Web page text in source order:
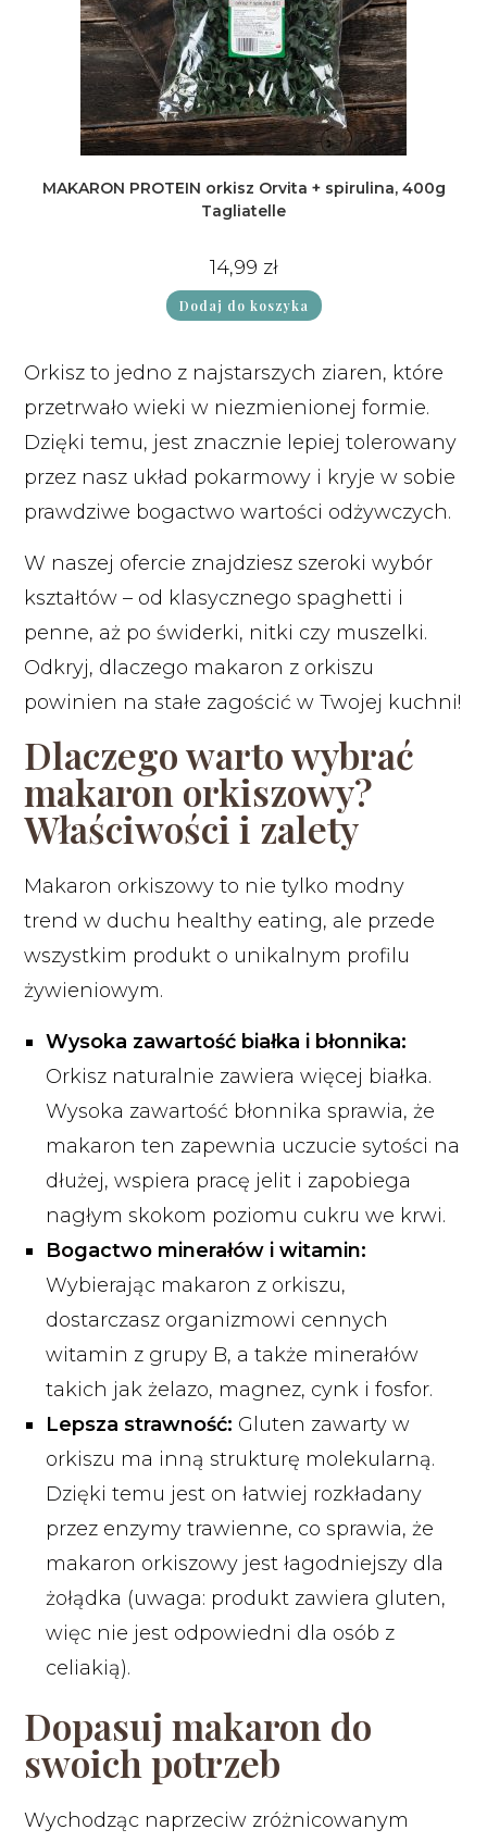
MAKARON PROTEIN orkisz Orvita + spirulina, 400g
Tagliatelle
14,99 zł
Dodaj do koszyka
Orkisz to jedno z najstarszych ziaren, które
przetrwało wieki w niezmienionej formie.
Dzięki temu, jest znacznie lepiej tolerowany
przez nasz układ pokarmowy i kryje w sobie
prawdziwe bogactwo wartości odżywczych.
W naszej ofercie znajdziesz szeroki wybór
kształtów – od klasycznego spaghetti i
penne, aż po świderki, nitki czy muszelki.
Odkryj, dlaczego makaron z orkiszu
powinien na stałe zagościć w Twojej kuchni!
Dlaczego warto wybrać
makaron orkiszowy?
Właściwości i zalety
Makaron orkiszowy to nie tylko modny
trend w duchu healthy eating, ale przede
wszystkim produkt o unikalnym profilu
żywieniowym.
Wysoka zawartość białka i błonnika:
Orkisz naturalnie zawiera więcej białka.
Wysoka zawartość błonnika sprawia, że
makaron ten zapewnia uczucie sytości na
dłużej, wspiera pracę jelit i zapobiega
nagłym skokom poziomu cukru we krwi.
Bogactwo minerałów i witamin:
Wybierając makaron z orkiszu,
dostarczasz organizmowi cennych
witamin z grupy B, a także minerałów
takich jak żelazo, magnez, cynk i fosfor.
Lepsza strawność: Gluten zawarty w
orkiszu ma inną strukturę molekularną.
Dzięki temu jest on łatwiej rozkładany
przez enzymy trawienne, co sprawia, że
makaron orkiszowy jest łagodniejszy dla
żołądka (uwaga: produkt zawiera gluten,
więc nie jest odpowiedni dla osób z
celiakią).
Dopasuj makaron do
swoich potrzeb
Wychodząc naprzeciw zróżnicowanym